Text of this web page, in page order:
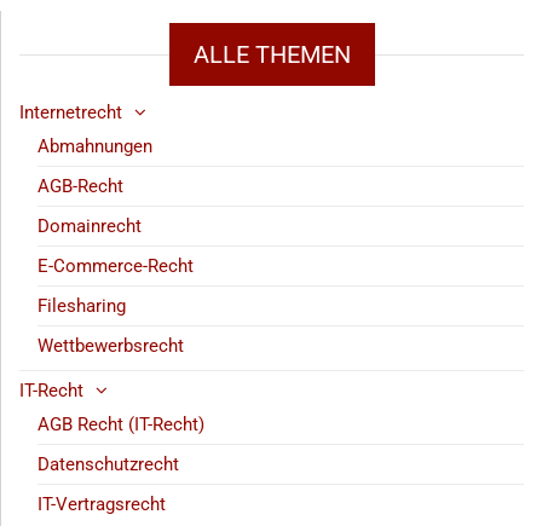
ALLE THEMEN
Internetrecht
Abmahnungen
AGB-Recht
Domainrecht
E-Commerce-Recht
Filesharing
Wettbewerbsrecht
IT-Recht
AGB Recht (IT-Recht)
Datenschutzrecht
IT-Vertragsrecht